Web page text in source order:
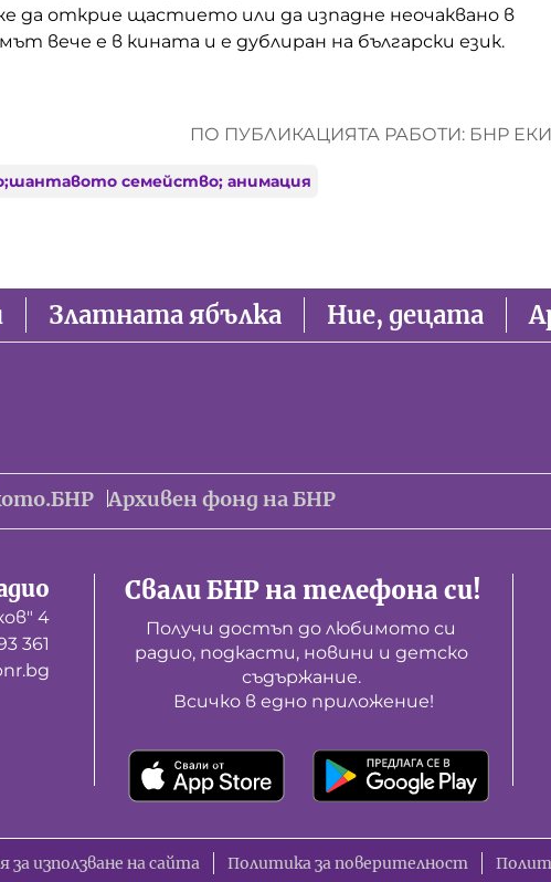
да открие щастието или да изпадне неочаквано в
вече е в кината и е дублиран на български език.
ПО ПУБЛИКАЦИЯТА РАБОТИ: БНР
семейство; анимация
Златната ябълка Ние, децата
Архивен фонд на БНР
4
361
Свали БНР на телефона си!
Получи достъп до любимото си
радио, подкасти, новини и детско
съдържание.
Всичко в едно приложение!
за използване на сайта Политика за поверителност